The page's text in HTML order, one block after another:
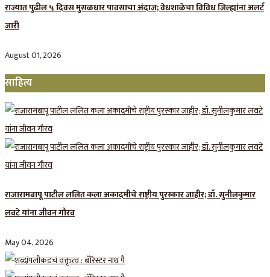
राज्यात पुढील ५ दिवस मुसळधार पावसाचा अंदाज; वेधशाळेचा विविध जिल्ह्यांना अलर्ट
जारी
August 01, 2026
साहित्य
राजारामबापू पाटील ललित कला अकादमीचे राष्ट्रीय पुरस्कार जाहीर; डॉ. सुनीलकुमार
लवटे यांना जीवन गौरव
May 04, 2026